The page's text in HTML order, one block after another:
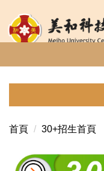
到
主
內
容
首頁 30+招生首頁